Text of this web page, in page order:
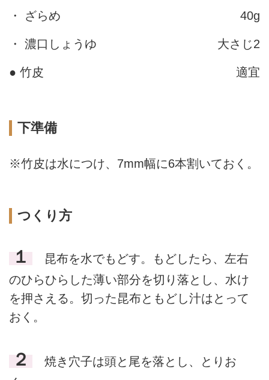
・ ざらめ 40g
・ 濃口しょうゆ 大さじ2
● 竹皮 適宜
下準備
※竹皮は水につけ、7mm幅に6本割いておく。
つくり方
１
昆布を水でもどす。もどしたら、左右
のひらひらした薄い部分を切り落とし、水け
を押さえる。切った昆布ともどし汁はとって
おく。
２
焼き穴子は頭と尾を落とし、とりお